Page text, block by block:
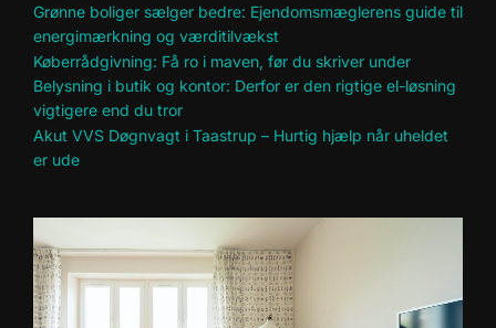
Grønne boliger sælger bedre: Ejendomsmæglerens guide til
energimærkning og værditilvækst
Køberrådgivning: Få ro i maven, før du skriver under
Belysning i butik og kontor: Derfor er den rigtige el-løsning
vigtigere end du tror
Akut VVS Døgnvagt i Taastrup – Hurtig hjælp når uheldet
er ude